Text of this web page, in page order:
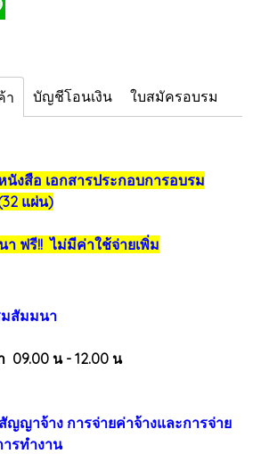
า บัญชีโอนเงิน ใบสมัครอบรม
นังสือ เอกสารประกอบการอบรม
แผ่น)
า ฟรี!! ไม่มีค่าใช้จ่ายเพิ่ม
มสัมมนา
09.00 น - 12.00 น
ญญาจ้าง การจ่ายค่าจ้างและการจ่าย
รทำงาน